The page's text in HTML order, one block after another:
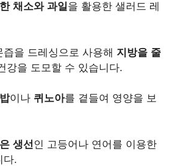
채소와 과일을 활용한 샐러드 레
을 드레싱으로 사용해 지방을 줄
강을 도모할 수 있습니다.
이나 퀴노아를 곁들여 영양을 보
생선 인 고등어나 연어를 이용한
다.